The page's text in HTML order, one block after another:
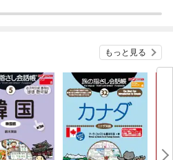
もっと見る